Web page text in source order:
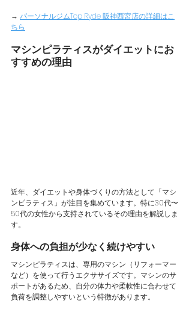
→ パーソナルジムTop Ryde 阪神西宮店の詳細はこ
ちら
マシンピラティスがダイエットにお
すすめの理由
近年、ダイエットや身体づくりの方法として「マシ
ンピラティス」が注目を集めています。特に30代〜
50代の女性から支持されているその理由を解説しま
す。
身体への負担が少なく続けやすい
マシンピラティスは、専用のマシン（リフォーマー
など）を使って行うエクササイズです。マシンのサ
ポートがあるため、自分の体力や柔軟性に合わせて
負荷を調整しやすいという特徴があります。